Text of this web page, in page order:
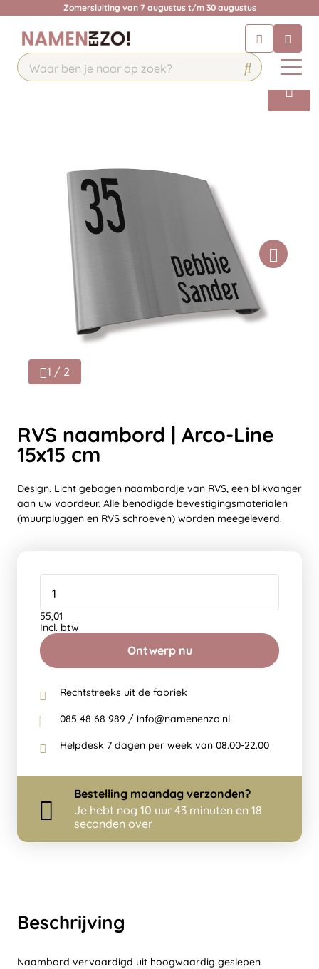
Zomersluiting van 7 augustus t/m 30 augustus
Chat 24/7 met onze chatbot voor
hulp
Contact
Beschrijving
Naambord vervaardigd uit hoogwaardig geslepen
1 / 2
RVS naambord | Arco-Line
15x15 cm
Design. Licht gebogen naambordje van RVS, een blikvanger
aan uw voordeur. Alle benodigde bevestigingsmaterialen
(muurpluggen en RVS schroeven) worden meegeleverd.
Ontwerp nu
55,01
Incl. btw
Rechtstreeks uit de fabriek
085 48 68 989 / info@namenenzo.nl
Helpdesk 7 dagen per week van 08.00-22.00
Bestelling maandag verzonden?
Je hebt nog 10 uur 43 minuten en 18
seconden over